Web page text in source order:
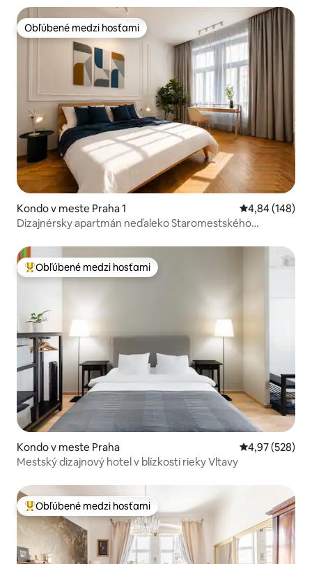
Obľúbené medzi hosťami
Obľúbené medzi hosťami
Kondo v meste Praha 1 Priemerné
4,84 (148)
Dizajnérsky apartmán neďaleko Staromestského
Najobľúbenejšie medzi hosťami
Obľúbené medzi hosťami
Kondo v meste Praha Priemerné
4,97 (528)
Mestský dizajnový hotel v blízkosti rieky Vltavy
Najobľúbenejšie medzi hosťami
Obľúbené medzi hosťami